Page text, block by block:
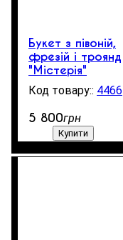
Букет з півоній,
фрезій і троянд
"Містерія"
4466
5 800грн
Купити